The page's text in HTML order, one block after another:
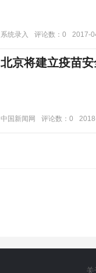
系统录入 评论数：0 2017-
北京将建立疫苗
中国新闻网 评论数：0